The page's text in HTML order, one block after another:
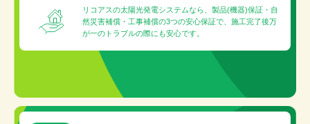
リコアスの太陽光発電システムなら、製品(機器)保証・自
然災害補償・工事補償の3つの安心保証で、施工完了後万
が一のトラブルの際にも安心です。